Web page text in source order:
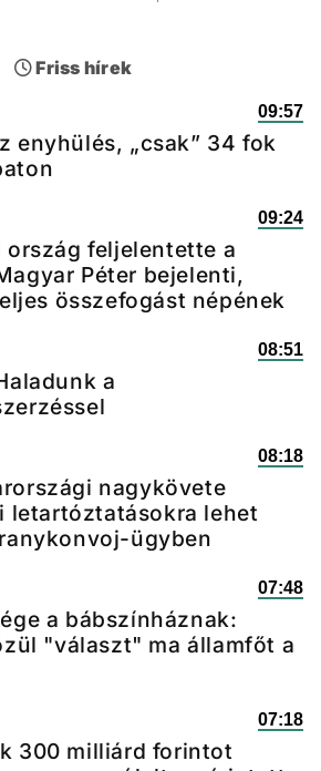
Friss hírek
09:57
enyhülés, „csak” 34 fok
09:24
ország feljelentette a
Péter bejelenti,
összefogást népének
08:51
a
08:18
nagykövete
letartóztatásokra lehet
ügyben
07:48
a bábszínháznak:
"választ" ma államfőt a
07:18
300 milliárd forintot